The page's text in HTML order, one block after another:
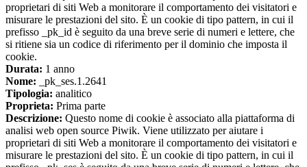
proprietari di siti Web a monitorare il comportamento dei visitatori e
misurare le prestazioni del sito. È un cookie di tipo pattern, in cui il
prefisso _pk_id è seguito da una breve serie di numeri e lettere, che
si ritiene sia un codice di riferimento per il dominio che imposta il
cookie.
Durata: 1 anno
Nome: _pk_ses.1.2641
Tipologia: analitico
Proprieta: Prima parte
Descrizione: Questo nome di cookie è associato alla piattaforma di
analisi web open source Piwik. Viene utilizzato per aiutare i
proprietari di siti Web a monitorare il comportamento dei visitatori e
misurare le prestazioni del sito. È un cookie di tipo pattern, in cui il